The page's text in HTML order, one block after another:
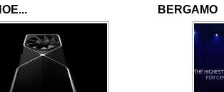
BERGAMO